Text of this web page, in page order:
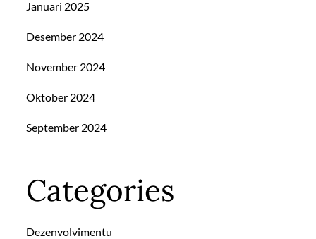
Januari 2025
Desember 2024
November 2024
Oktober 2024
September 2024
Categories
Dezenvolvimentu